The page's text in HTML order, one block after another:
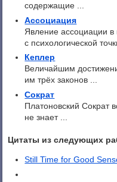
содержащие ...
Ассоциация
Явление ассоциации
с психологической
Кеплер
Величайшим
им трёх законов ...
Сократ
Платоновский Сократ
не знает ...
Цитаты из следующих
Still Time for Good